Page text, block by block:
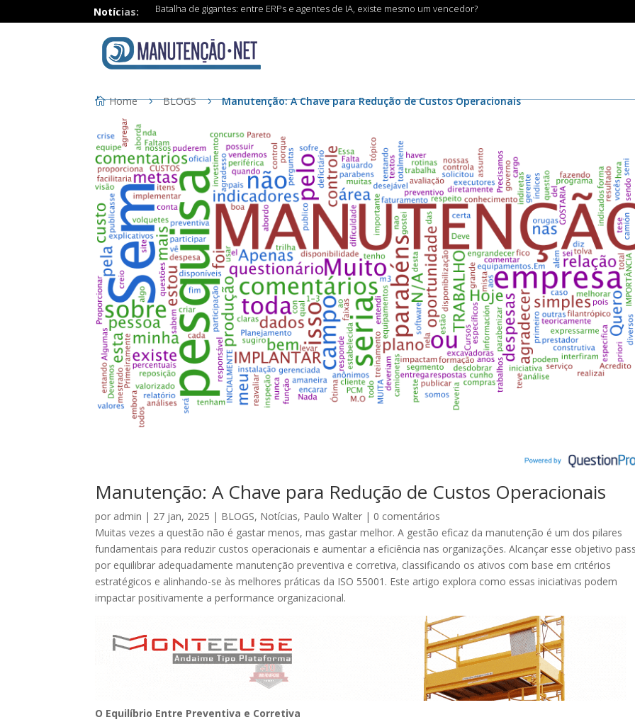
Notícias: Batalha de gigantes: entre ERPs e agentes de IA, existe mesmo um vencedor?
Home BLOGS Manutenção: A Chave para Redução de Custos Operacionais
Manutenção: A Chave para Redução de Custos Operacionais
por admin | 27 jan, 2025 | BLOGS, Notícias, Paulo Walter | 0 comentários
Muitas vezes a questão não é gastar menos, mas gastar melhor. A gestão eficaz da manutenção é um dos pilares
fundamentais para reduzir custos operacionais e aumentar a eficiência nas organizações. Alcançar esse objetivo
por equilibrar adequadamente manutenção preventiva e corretiva, classificando os ativos com base em critérios
estratégicos e alinhando-se às melhores práticas da ISO 55001. Este artigo explora como essas iniciativas podem
impactar positivamente a performance organizacional.
O Equilíbrio Entre Preventiva e Corretiva